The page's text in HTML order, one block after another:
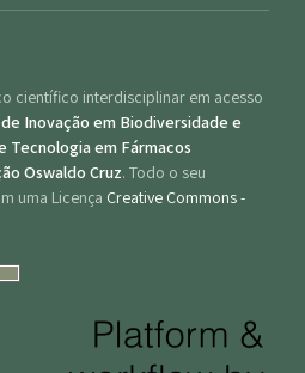
científico interdisciplinar em acesso
Inovação em Biodiversidade e
Tecnologia em Fármacos
Oswaldo Cruz. Todo o seu
uma Licença Creative Commons -